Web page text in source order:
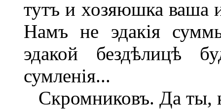
тутъ и хозяюшка ваша
Намъ не эдакія
эдакой бездѣлицѣ
сумленія...
Скромниковъ. Да ты,